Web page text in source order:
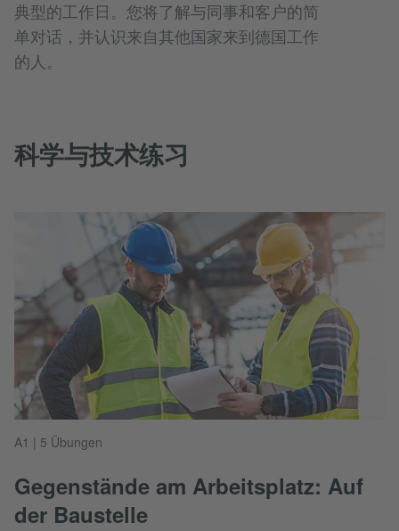
典型的工作日。您将了解与同事和客户的简
单对话，并认识来自其他国家来到德国工作
的人。
科学与技术练习
A1 | 5 Übungen
Gegenstände am Arbeitsplatz: Auf
der Baustelle